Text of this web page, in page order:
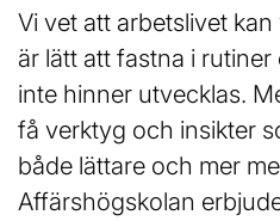
Vi vet att arbetslivet
är lätt att fastna i
inte hinner utvecklas.
få verktyg och insikter
både lättare och mer
Affärshögskolan